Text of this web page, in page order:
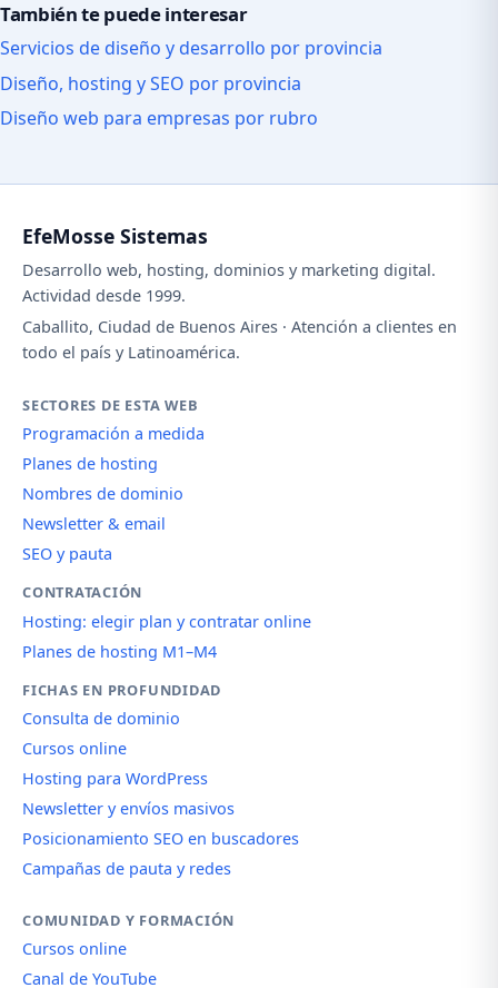
También te puede interesar
Servicios de diseño y desarrollo por provincia
Diseño, hosting y SEO por provincia
Diseño web para empresas por rubro
EfeMosse Sistemas
Desarrollo web, hosting, dominios y marketing digital.
Actividad desde 1999.
Caballito, Ciudad de Buenos Aires · Atención a clientes en
todo el país y Latinoamérica.
SECTORES DE ESTA WEB
Programación a medida
Planes de hosting
Nombres de dominio
Newsletter & email
SEO y pauta
CONTRATACIÓN
Hosting: elegir plan y contratar online
Planes de hosting M1–M4
FICHAS EN PROFUNDIDAD
Consulta de dominio
Cursos online
Hosting para WordPress
Newsletter y envíos masivos
Posicionamiento SEO en buscadores
Campañas de pauta y redes
COMUNIDAD Y FORMACIÓN
Cursos online
Canal de YouTube